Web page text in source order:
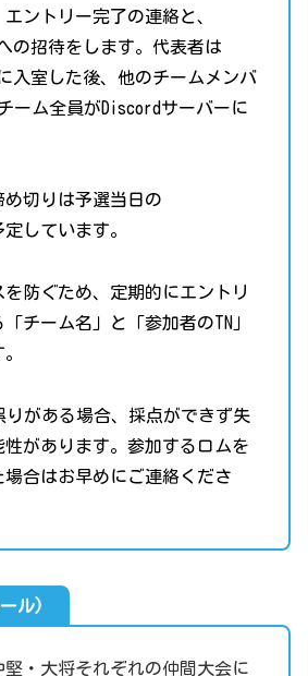
ントリー完了の連絡と、
の招待をします。代表者は
入室した後、他のチームメンバ
ーム全員がDiscordサーバーに
め切りは予選当日の
しています。
を防ぐため、定期的にエントリ
チーム名」と「参加者のTN」
りがある場合、採点ができず失
があります。参加するロムを
場合はお早めにご連絡くださ
ル)
・大将それぞれの仲間大会に